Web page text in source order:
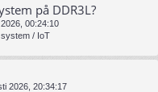
på DDR3L?
00:24:10
/ IoT
2026, 20:34:17